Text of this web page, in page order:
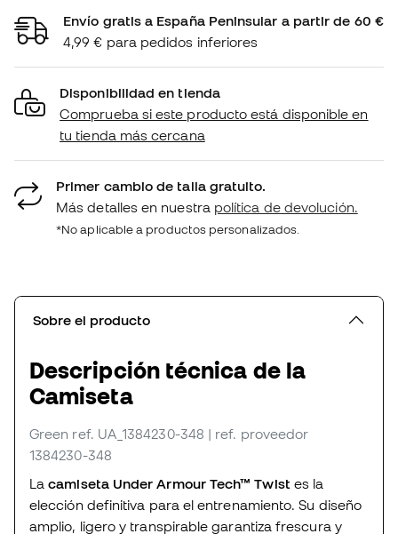
Envío gratis a España Peninsular a partir de 60 €
4,99 € para pedidos inferiores
Disponibilidad en tienda
Comprueba si este producto está disponible en
tu tienda más cercana
Primer cambio de talla gratuito.
Más detalles en nuestra política de devolución.
*No aplicable a productos personalizados.
Sobre el producto
Descripción técnica de la
Camiseta
Green ref. UA_1384230-348 | ref. proveedor
1384230-348
La camiseta Under Armour Tech™ Twist es la
elección definitiva para el entrenamiento. Su diseño
amplio, ligero y transpirable garantiza frescura y